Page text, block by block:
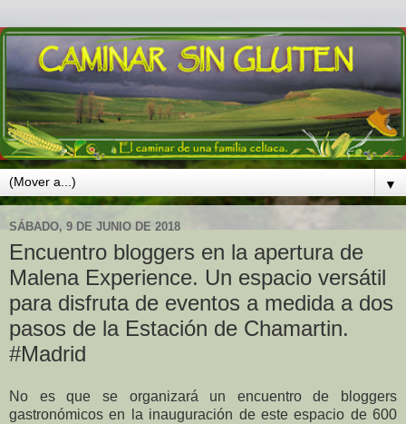
▼
SÁBADO, 9 DE JUNIO DE 2018
Encuentro bloggers en la apertura de
Malena Experience. Un espacio versátil
para disfruta de eventos a medida a dos
pasos de la Estación de Chamartin.
#Madrid
No es que se organizará un encuentro de bloggers
gastronómicos en la inauguración de este espacio de 600